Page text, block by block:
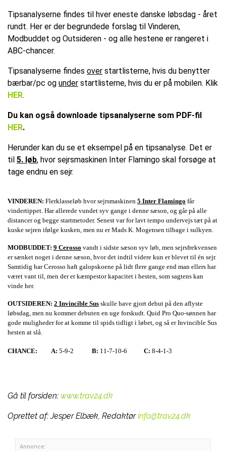
Tipsanalyserne findes til hver eneste danske løbsdag - året
rundt. Her er der begrundede forslag til Vinderen,
Modbuddet og Outsideren - og alle hestene er rangeret i
ABC-chancer.
Tipsanalyserne findes over startlisterne, hvis du benytter
bærbar/pc og under startlisterne, hvis du er på mobilen. Klik
HER.
Du kan også downloade tipsanalyserne som PDF-fil
HER.
Herunder kan du se et eksempel på en tipsanalyse. Det er
til 5. løb, hvor sejrsmaskinen Inter Flamingo skal forsøge at
tage endnu en sejr.
VINDEREN: Flerklasseløb hvor sejrsmaskinen 5 Inter Flamingo får
vindertippet. Har allerede vundet syv gange i denne sæson, og går på alle
distancer og begge startmetoder. Senest var for lavt tempo undervejs tæt på at
kuske sejren ifølge kusken, men nu er Mads K. Mogensen tilbage i sulkyen.
MODBUDDET: 9 Cerosso vandt i sidste sæson syv løb, men sejrsfrekvensen
er sænket noget i denne sæson, hvor det indtil videre kun er blevet til én sejr.
Samtidig har Cerosso haft galopskoene på lidt flere gange end man ellers har
været vant til, men der er kæmpestor kapacitet i hesten, som sagtens kan
vinde her.
OUTSIDEREN: 2 Invincible Sus skulle have gjort debut på den aflyste
løbsdag, men nu kommer debuten en uge forskudt. Quid Pro Quo-sønnen har
gode muligheder for at komme til spids tidligt i løbet, og så er Invincible Sus
hesten at slå.
CHANCE: A: 5-9-2 B: 11-7-10-6 C: 8-4-1-3
Gå til forsiden: www.trav24.dk
Oprettet af:Jesper Elbæk, Redaktør info@trav24.dk
Annonce: